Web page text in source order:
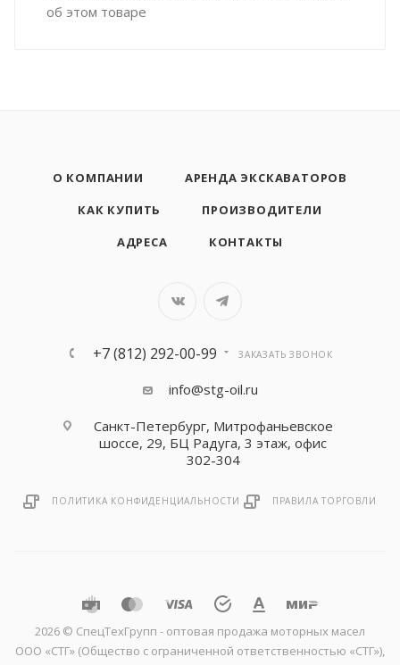
об этом товаре
О КОМПАНИИ
АРЕНДА ЭКСКАВАТОРОВ
КАК КУПИТЬ
ПРОИЗВОДИТЕЛИ
АДРЕСА
КОНТАКТЫ
+7 (812) 292-00-99 ЗАКАЗАТЬ ЗВОНОК
info@stg-oil.ru
Санкт-Петербург, Митрофаньевское
шоссе, 29, БЦ Радуга, 3 этаж, офис
302-304
ПОЛИТИКА КОНФИДЕНЦИАЛЬНОСТИ ПРАВИЛА ТОРГОВЛИ
2026 © CпецТехГрупп - оптовая продажа моторных масел
ООО «СТГ» (Общество с ограниченной ответственностью «СТГ»),